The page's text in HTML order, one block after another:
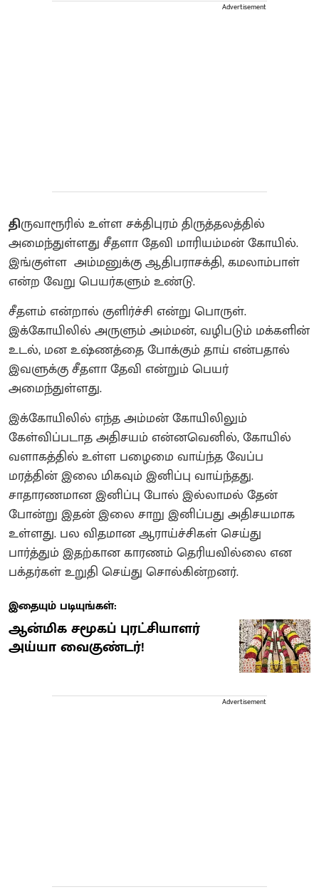
Advertisement
திருவாரூரில் உள்ள சக்திபுரம் திருத்தலத்தில்
அமைந்துள்ளது சீதளா தேவி மாரியம்மன் கோயில்.
இங்குள்ள அம்மனுக்கு ஆதிபராசக்தி, கமலாம்பாள்
என்ற வேறு பெயர்களும் உண்டு.
சீதளம் என்றால் குளிர்ச்சி என்று பொருள்.
இக்கோயிலில் அருளும் அம்மன், வழிபடும் மக்களின்
உடல், மன உஷ்ணத்தை போக்கும் தாய் என்பதால்
இவளுக்கு சீதளா தேவி என்றும் பெயர்
அமைந்துள்ளது.
இக்கோயிலில் எந்த அம்மன் கோயிலிலும்
கேள்விப்படாத அதிசயம் என்னவெனில், கோயில்
வளாகத்தில் உள்ள பழைமை வாய்ந்த வேப்ப
மரத்தின் இலை மிகவும் இனிப்பு வாய்ந்தது.
சாதாரணமான இனிப்பு போல் இல்லாமல் தேன்
போன்று இதன் இலை சாறு இனிப்பது அதிசயமாக
உள்ளது. பல விதமான ஆராய்ச்சிகள் செய்து
பார்த்தும் இதற்கான காரணம் தெரியவில்லை என
பக்தர்கள் உறுதி செய்து சொல்கின்றனர்.
இதையும் படியுங்கள்:
ஆன்மிக சமூகப் புரட்சியாளர்
அய்யா வைகுண்டர்!
Advertisement